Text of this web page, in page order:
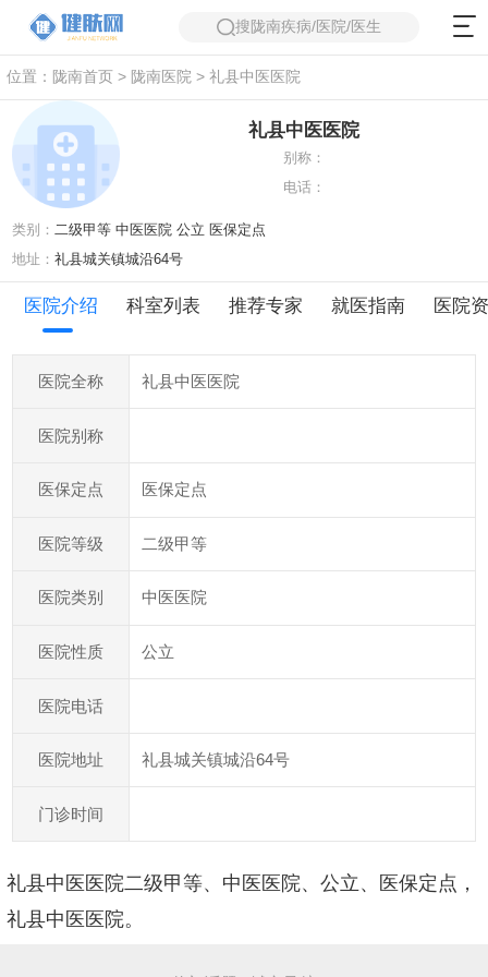
搜陇南疾病/医院/医生
位置： 陇南首页> 陇南医院 > 礼县中医医院
礼县中医医院
别称：
电话：
类别：二级甲等 中医医院 公立 医保定点
地址：礼县城关镇城沿64号
医院介绍 科室列表 推荐专家 就医指南 医院
医院全称 礼县中医医院
医院别称
医保定点 医保定点
医院等级 二级甲等
医院类别 中医医院
医院性质 公立
医院电话
医院地址 礼县城关镇城沿64号
门诊时间
礼县中医医院二级甲等、中医医院、公立、医保定点，
礼县中医医院。